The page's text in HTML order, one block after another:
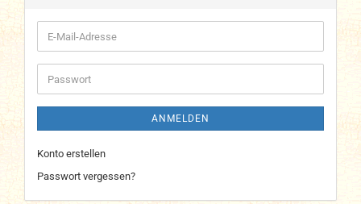
E-
Mail-
Adresse
Passwort
ANMELDEN
Konto erstellen
Passwort vergessen?